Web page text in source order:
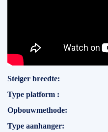
Specificaties
Steiger breedte
Type platform
Opbouwmethode
Type aanhanger